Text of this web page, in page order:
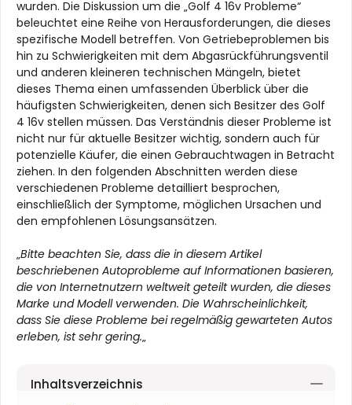
wurden. Die Diskussion um die „Golf 4 16v Probleme“
beleuchtet eine Reihe von Herausforderungen, die dieses
spezifische Modell betreffen. Von Getriebeproblemen bis
hin zu Schwierigkeiten mit dem Abgasrückführungsventil
und anderen kleineren technischen Mängeln, bietet
dieses Thema einen umfassenden Überblick über die
häufigsten Schwierigkeiten, denen sich Besitzer des Golf
4 16v stellen müssen. Das Verständnis dieser Probleme ist
nicht nur für aktuelle Besitzer wichtig, sondern auch für
potenzielle Käufer, die einen Gebrauchtwagen in Betracht
ziehen. In den folgenden Abschnitten werden diese
verschiedenen Probleme detailliert besprochen,
einschließlich der Symptome, möglichen Ursachen und
den empfohlenen Lösungsansätzen.
„Bitte beachten Sie, dass die in diesem Artikel
beschriebenen Autoprobleme auf Informationen basieren,
die von Internetnutzern weltweit geteilt wurden, die dieses
Marke und Modell verwenden. Die Wahrscheinlichkeit,
dass Sie diese Probleme bei regelmäßig gewarteten Autos
erleben, ist sehr gering.„
Inhaltsverzeichnis